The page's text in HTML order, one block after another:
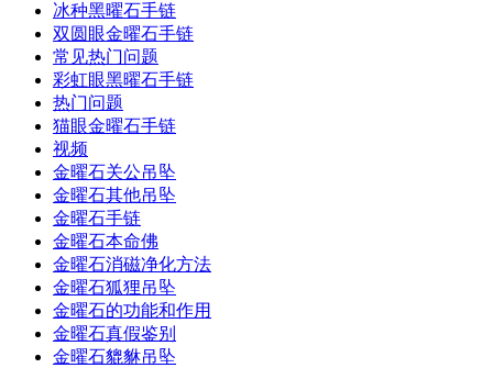
冰种黑曜石手链
双圆眼金曜石手链
常见热门问题
彩虹眼黑曜石手链
热门问题
猫眼金曜石手链
视频
金曜石关公吊坠
金曜石其他吊坠
金曜石手链
金曜石本命佛
金曜石消磁净化方法
金曜石狐狸吊坠
金曜石的功能和作用
金曜石真假鉴别
金曜石貔貅吊坠